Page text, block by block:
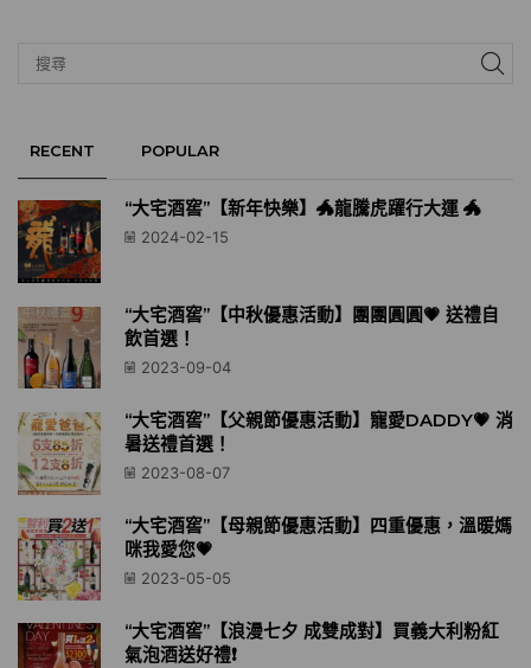
RECENT POPULAR
“大宅酒窖”【新年快樂】🐲龍騰虎躍行大運 🐲
2024-02-15
“大宅酒窖”【中秋優惠活動】團團圓圓💗 送禮自
飲首選！
2023-09-04
“大宅酒窖”【父親節優惠活動】寵愛DADDY💗 消
暑送禮首選！
2023-08-07
“大宅酒窖”【母親節優惠活動】四重優惠，溫暖媽
咪我愛您💗
2023-05-05
“大宅酒窖”【浪漫七夕 成雙成對】買義大利粉紅
氣泡酒送好禮❗️